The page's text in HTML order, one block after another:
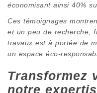
économisant ainsi 40%
Ces témoignages
et un peu de recherche,
travaux est à portée de
un espace éco-
Transformez
notre